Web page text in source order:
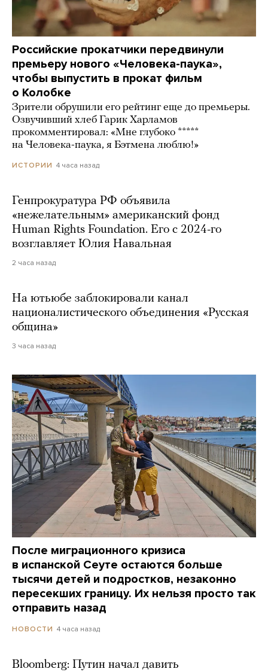
Российские прокатчики передвинули
премьеру нового «Человека-паука»,
чтобы выпустить в прокат фильм
о Колобке
Зрители обрушили его рейтинг еще до премьеры.
Озвучивший хлеб Гарик Харламов
прокомментировал: «Мне глубоко *****
на Человека-паука, я Бэтмена люблю!»
ИСТОРИИ 4 часа назад
Генпрокуратура РФ объявила
«нежелательным» американский фонд
Human Rights Foundation. Его с 2024-го
возглавляет Юлия Навальная
2 часа назад
На ютьюбе заблокировали канал
националистического объединения «Русская
община»
3 часа назад
После миграционного кризиса
в испанской Сеуте остаются больше
тысячи детей и подростков, незаконно
пересекших границу. Их нельзя просто так
отправить назад
НОВОСТИ 4 часа назад
Bloomberg: Путин начал давить